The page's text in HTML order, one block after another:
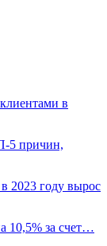
в
5 причин,
2023 году вырос
10,5% за счет…